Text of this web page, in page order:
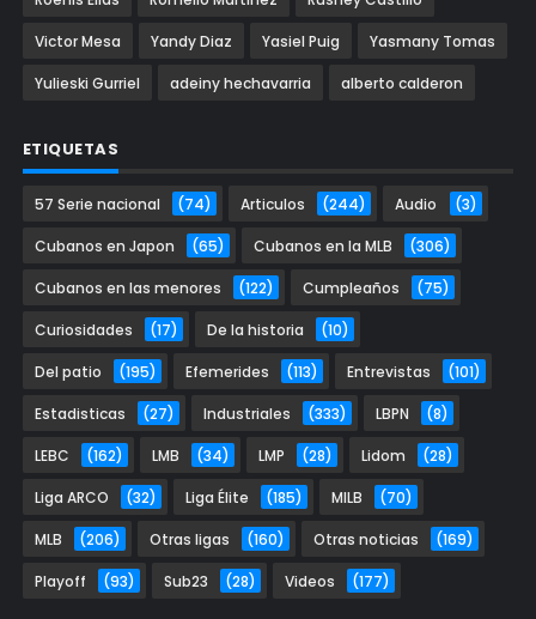
Victor Mesa Yandy Diaz Yasiel Puig Yasmany Tomas
Yulieski Gurriel adeiny hechavarria alberto calderon
ETIQUETAS
57 Serie nacional (74) Articulos (244) Audio (3)
Cubanos en Japon (65) Cubanos en la MLB (306)
Cubanos en las menores (122) Cumpleaños (75)
Curiosidades (17) De la historia (10)
Del patio (195) Efemerides (113) Entrevistas (101)
Estadisticas (27) Industriales (333) LBPN (8)
LEBC (162) LMB (34) LMP (28) Lidom (28)
Liga ARCO (32) Liga Élite (185) MILB (70)
MLB (206) Otras ligas (160) Otras noticias (169)
Playoff (93) Sub23 (28) Videos (177)